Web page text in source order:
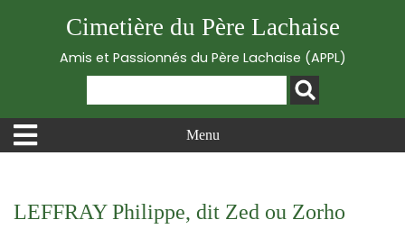
Cimetière du Père Lachaise
Amis et Passionnés du Père Lachaise (APPL)
Menu
LEFFRAY Philippe, dit Zed ou Zorho